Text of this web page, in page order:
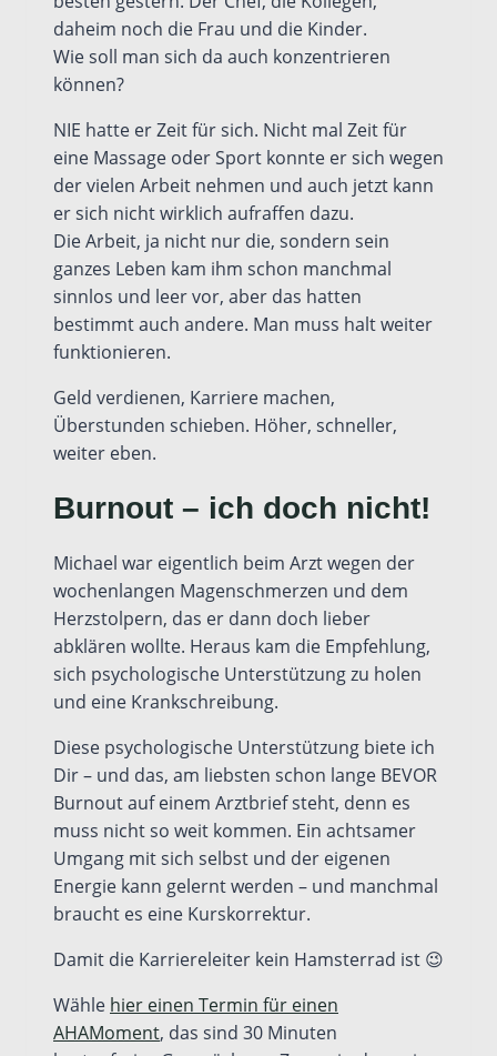
daheim noch die Frau und die Kinder.
Wie soll man sich da auch konzentrieren
können?
NIE hatte er Zeit für sich. Nicht mal Zeit für
eine Massage oder Sport konnte er sich wegen
der vielen Arbeit nehmen und auch jetzt kann
er sich nicht wirklich aufraffen dazu.
Die Arbeit, ja nicht nur die, sondern sein
ganzes Leben kam ihm schon manchmal
sinnlos und leer vor, aber das hatten
bestimmt auch andere. Man muss halt weiter
funktionieren.
Geld verdienen, Karriere machen,
Überstunden schieben. Höher, schneller,
weiter eben.
Burnout – ich doch nicht!
Michael war eigentlich beim Arzt wegen der
wochenlangen Magenschmerzen und dem
Herzstolpern, das er dann doch lieber
abklären wollte. Heraus kam die Empfehlung,
sich psychologische Unterstützung zu holen
und eine Krankschreibung.
Diese psychologische Unterstützung biete ich
Dir – und das, am liebsten schon lange BEVOR
Burnout auf einem Arztbrief steht, denn es
muss nicht so weit kommen. Ein achtsamer
Umgang mit sich selbst und der eigenen
Energie kann gelernt werden – und manchmal
braucht es eine Kurskorrektur.
Damit die Karriereleiter kein Hamsterrad ist 😉
Wähle hier einen Termin für einen
AHAMoment, das sind 30 Minuten